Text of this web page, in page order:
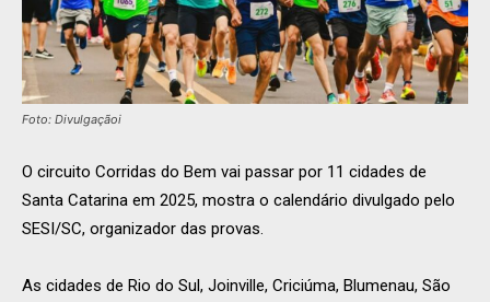
Foto: Divulgaçãoi
O circuito Corridas do Bem vai passar por 11 cidades de
Santa Catarina em 2025, mostra o calendário divulgado pelo
SESI/SC, organizador das provas.
As cidades de Rio do Sul, Joinville, Criciúma, Blumenau, São